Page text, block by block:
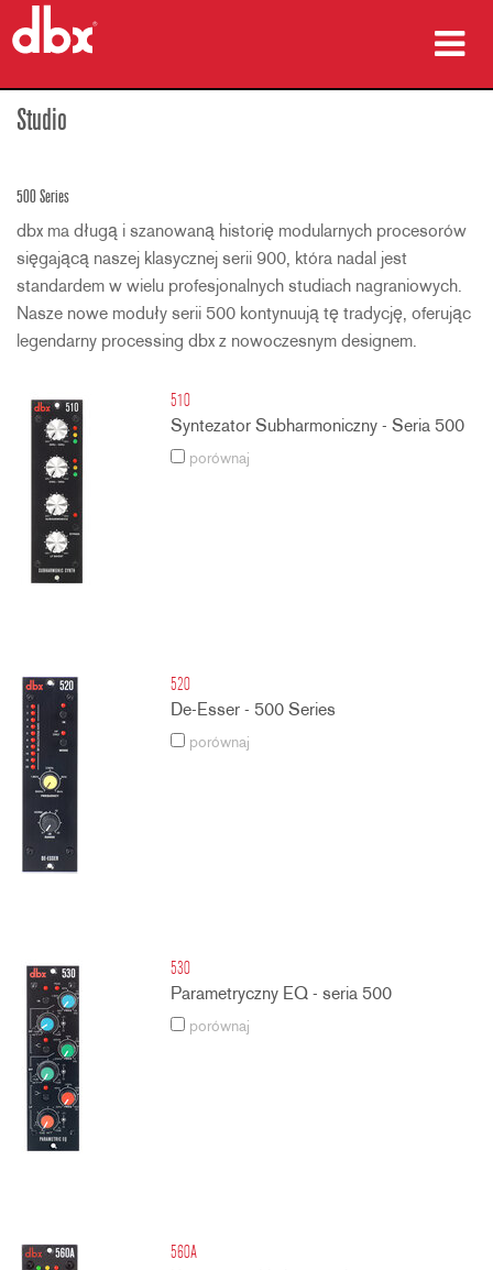
produkty
szkolenia
wsparcie
Język/Region
Studio
500 Series
dbx ma długą i szanowaną historię modularnych procesorów
sięgającą naszej klasycznej serii 900, która nadal jest
standardem w wielu profesjonalnych studiach nagraniowych.
Nasze nowe moduły serii 500 kontynuują tę tradycję, oferując
legendarny processing dbx z nowoczesnym designem.
510
Syntezator Subharmoniczny - Seria 500
porównaj
520
De-Esser - 500 Series
porównaj
530
Parametryczny EQ - seria 500
porównaj
560A